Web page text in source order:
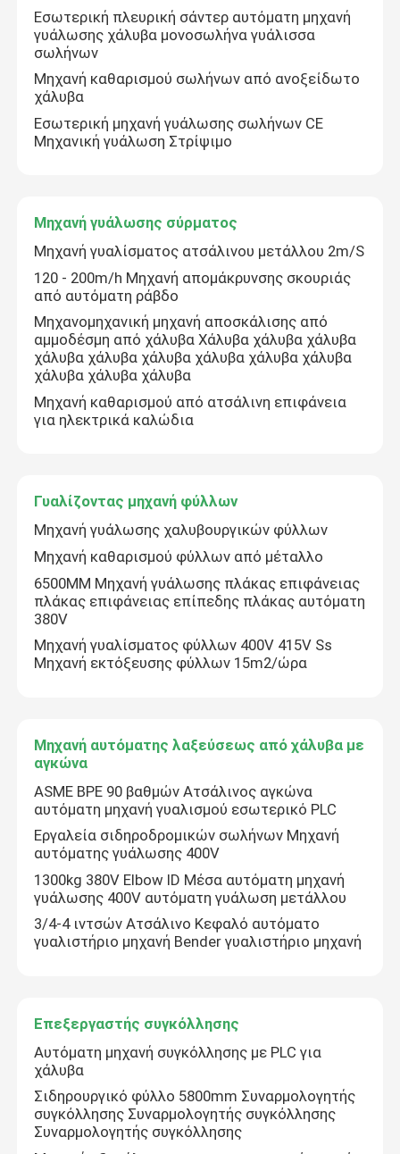
Σπίτι
Σχετικά με εμάς
Επισκέψεις στο εργοστάσιο
Έλεγχος ποιότητας
Επικοινωνήστε μαζί μας
Υποθέσεις
Ζητήστε μια προσφορά
Μηχανή γυάλωσης δεξαμενών
Εσωτερική πλευρική σάντερ αυτόματη μηχανή
γυάλωσης χάλυβα μονοσωλήνα γυάλισσα
σωλήνων
Μηχανή καθαρισμού σωλήνων από ανοξείδωτο
χάλυβα
Εσωτερική μηχανή γυάλωσης σωλήνων CE
Μηχανική γυάλωση Στρίψιμο
Μηχανή γυάλωσης σύρματος
Μηχανή γυαλίσματος ατσάλινου μετάλλου 2m/S
120 - 200m/h Μηχανή απομάκρυνσης σκουριάς
από αυτόματη ράβδο
Μηχανομηχανική μηχανή αποσκάλισης από
αμμοδέσμη από χάλυβα Χάλυβα χάλυβα χάλυβα
χάλυβα χάλυβα χάλυβα χάλυβα χάλυβα χάλυβα
χάλυβα χάλυβα χάλυβα
Μηχανή καθαρισμού από ατσάλινη επιφάνεια
για ηλεκτρικά καλώδια
Γυαλίζοντας μηχανή φύλλων
Μηχανή γυάλωσης χαλυβουργικών φύλλων
Μηχανή καθαρισμού φύλλων από μέταλλο
6500MM Μηχανή γυάλωσης πλάκας επιφάνειας
πλάκας επιφάνειας επίπεδης πλάκας αυτόματη
380V
Μηχανή γυαλίσματος φύλλων 400V 415V Ss
Μηχανή εκτόξευσης φύλλων 15m2/ώρα
Μηχανή αυτόματης λαξεύσεως από χάλυβα με
αγκώνα
ASME BPE 90 βαθμών Ατσάλινος αγκώνα
αυτόματη μηχανή γυαλισμού εσωτερικό PLC
Εργαλεία σιδηροδρομικών σωλήνων Μηχανή
αυτόματης γυάλωσης 400V
1300kg 380V Elbow ID Μέσα αυτόματη μηχανή
γυάλωσης 400V αυτόματη γυάλωση μετάλλου
3/4-4 ιντσών Ατσάλινο Κεφαλό αυτόματο
γυαλιστήριο μηχανή Bender γυαλιστήριο μηχανή
Επεξεργαστής συγκόλλησης
Αυτόματη μηχανή συγκόλλησης με PLC για
χάλυβα
Σιδηρουργικό φύλλο 5800mm Συναρμολογητής
συγκόλλησης Συναρμολογητής συγκόλλησης
Συναρμολογητής συγκόλλησης